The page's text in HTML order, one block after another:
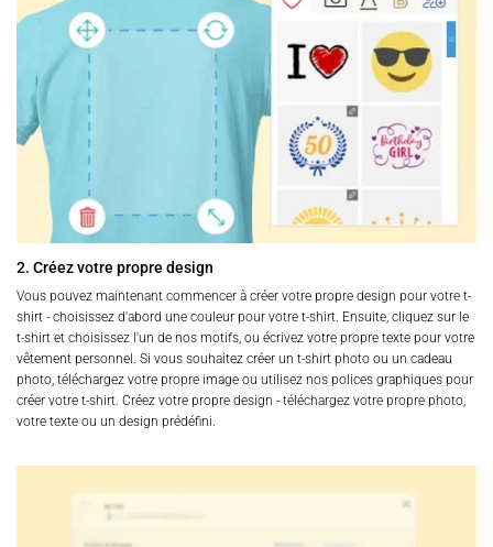
2. Créez votre propre design
Vous pouvez maintenant commencer à créer votre propre design pour votre t-
shirt - choisissez d'abord une couleur pour votre t-shirt. Ensuite, cliquez sur le
t-shirt et choisissez l'un de nos motifs, ou écrivez votre propre texte pour votre
vêtement personnel. Si vous souhaitez créer un t-shirt photo ou un cadeau
photo, téléchargez votre propre image ou utilisez nos polices graphiques pour
créer votre t-shirt. Créez votre propre design - téléchargez votre propre photo,
votre texte ou un design prédéfini.